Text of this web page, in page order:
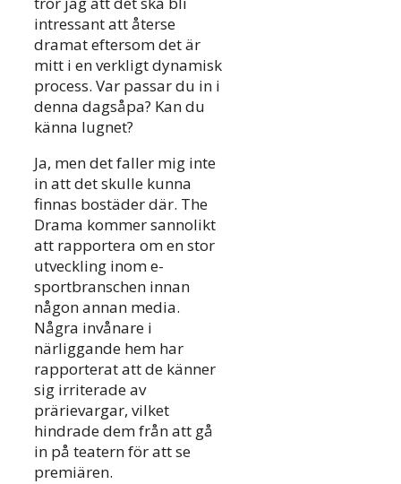
intressant att återse
dramat eftersom det är
mitt i en verkligt dynamisk
process. Var passar du in i
denna dagsåpa? Kan du
känna lugnet?
Ja, men det faller mig inte
in att det skulle kunna
finnas bostäder där. The
Drama kommer sannolikt
att rapportera om en stor
utveckling inom e-
sportbranschen innan
någon annan media.
Några invånare i
närliggande hem har
rapporterat att de känner
sig irriterade av
prärievargar, vilket
hindrade dem från att gå
in på teatern för att se
premiären.